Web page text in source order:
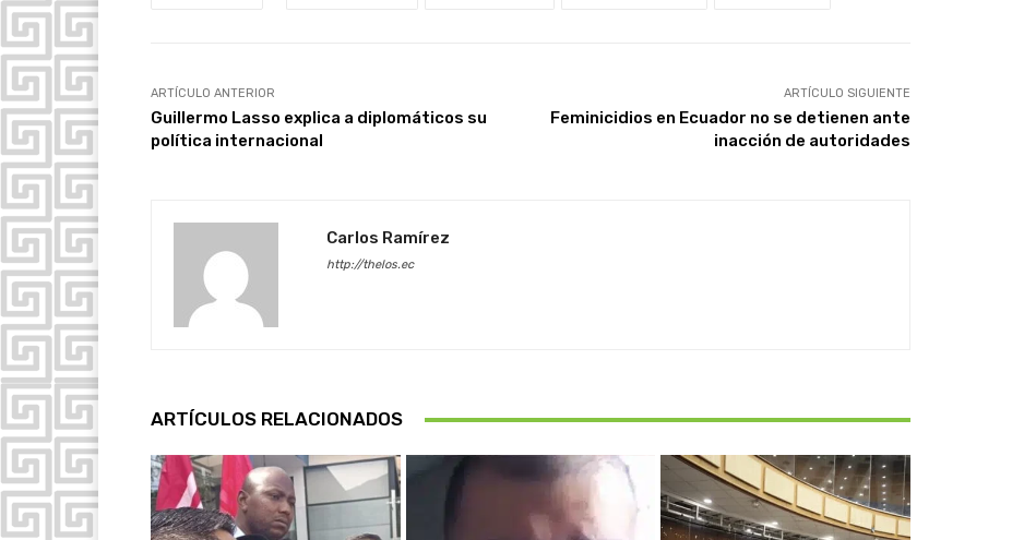
ARTÍCULO ANTERIOR
Guillermo Lasso explica a diplomáticos su
política internacional
ARTÍCULO SIGUIENTE
Feminicidios en Ecuador no se detienen ante
inacción de autoridades
Carlos Ramírez
http://thelos.ec
ARTÍCULOS RELACIONADOS